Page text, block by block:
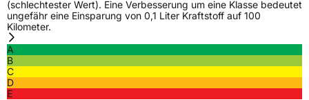
(schlechtester Wert). Eine Verbesserung um eine Klasse bedeutet
ungefähr eine Einsparung von 0,1 Liter Kraftstoff auf 100
Kilometer.
A
B
C
D
E